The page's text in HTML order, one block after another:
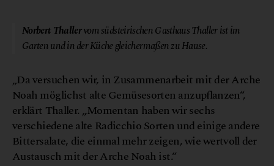
Norbert Thallervom südsteirischen Gasthaus Thaller ist im
Garten und in der Küche gleichermaßen zu Hause.
„Da versuchen wir, in Zusammenarbeit mit der Arche
Noah möglichst alte Gemüsesorten anzupflanzen“,
erklärt Thaller. „Momentan haben wir sechs
verschiedene alte Radicchio Sorten und einige andere
Bittersalate, die einmal mehr zeigen, wie wertvoll der
Austausch mit der Arche Noah ist.“